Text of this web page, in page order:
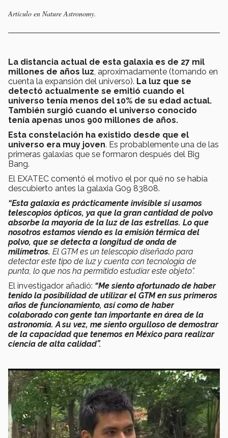
Artículo en Nature Astronomy.
La distancia actual de esta galaxia es de 27 mil
millones de años luz, aproximadamente (tomando en
cuenta la expansión del universo). La luz que se
detectó actualmente se emitió cuando el
universo tenía menos del 10% de su edad actual.
También surgió cuando el universo conocido
tenía apenas unos 900 millones de años.
Esta constelación ha existido desde que el
universo era muy joven. Es probablemente una de las
primeras galaxias que se formaron después del Big
Bang.
El EXATEC comentó el motivo el por qué no se había
descubierto antes la galaxia G09 83808.
“Esta galaxia es prácticamente invisible si usamos
telescopios ópticos, ya que la gran cantidad de polvo
absorbe la mayoría de la luz de las estrellas. Lo que
nosotros estamos viendo es la emisión térmica del
polvo, que se detecta a longitud de onda de
milímetros. El GTM es un telescopio diseñado para
detectar este tipo de luz y cuenta con tecnología de
punta, lo que nos ha permitido estudiar este objeto”.
El investigador añadió: “Me siento afortunado de haber
tenido la posibilidad de utilizar el GTM en sus primeros
años de funcionamiento, así como de haber
colaborado con gente tan importante en área de la
astronomía. A su vez, me siento orgulloso de demostrar
de la capacidad que tenemos en México para realizar
ciencia de alta calidad”.